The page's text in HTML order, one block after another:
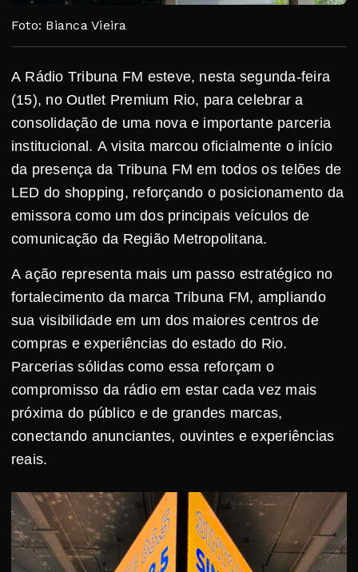
Foto: Bianca Vieira
A Rádio Tribuna FM esteve, nesta segunda-feira
(15), no Outlet Premium Rio, para celebrar a
consolidação de uma nova e importante parceria
institucional. A visita marcou oficialmente o início
da presença da Tribuna FM em todos os telões de
LED do shopping, reforçando o posicionamento da
emissora como um dos principais veículos de
comunicação da Região Metropolitana.
A ação representa mais um passo estratégico no
fortalecimento da marca Tribuna FM, ampliando
sua visibilidade em um dos maiores centros de
compras e experiências do estado do Rio.
Parcerias sólidas como essa reforçam o
compromisso da rádio em estar cada vez mais
próxima do público e de grandes marcas,
conectando anunciantes, ouvintes e experiências
reais.